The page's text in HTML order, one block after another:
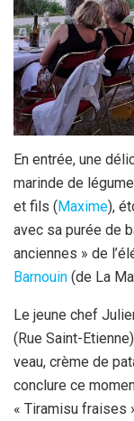
En entrée, une
marinde de
et fils (Maxime),
avec sa purée de
anciennes » de
Barnouin (de La
Le jeune chef
(Rue Saint-
veau, crème de
conclure ce
« Tiramisu fraises